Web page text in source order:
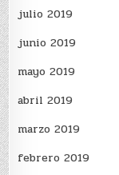
julio 2019
junio 2019
mayo 2019
abril 2019
marzo 2019
febrero 2019